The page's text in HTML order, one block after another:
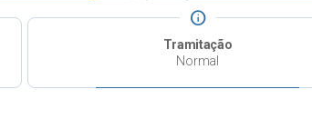
info
Tramitação
Normal